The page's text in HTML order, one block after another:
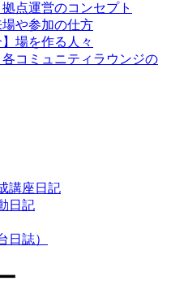
拠点運営のコンセプト
場や参加の仕方
】場を作る人々
各コミュニティラウンジの
講座日記
日記
日誌）